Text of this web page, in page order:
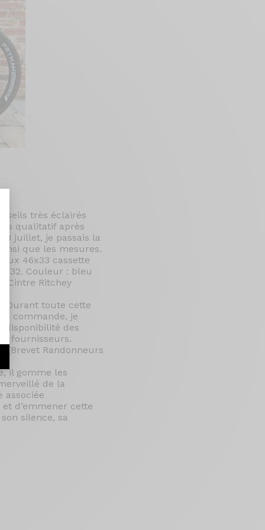
Your Options
très éclairés
qualitatif après
juillet, je passais la
que les mesures.
46x33 cassette
32. Couleur : bleu
Cintre Ritchey
Durant toute cette
commande, je
disponibilité des
fournisseurs.
(Brevet Randonneurs
il gomme les
de la
associée
d’emmener cette
silence, sa